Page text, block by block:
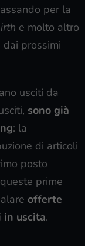
per la
e molto altro
prossimi
usciti da
sono già
: la
di articoli
posto
prime
offerte
in uscita.